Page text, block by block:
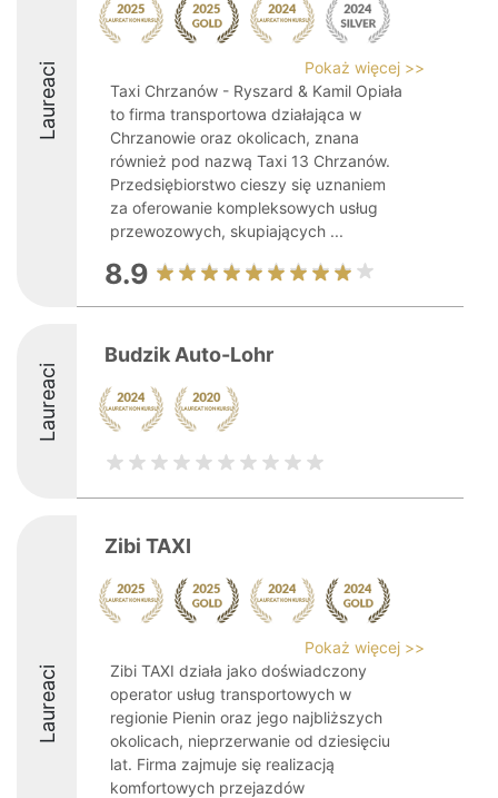
Laureaci
Pokaż więcej >>
Taxi Chrzanów - Ryszard & Kamil Opiała
to firma transportowa działająca w
Chrzanowie oraz okolicach, znana
również pod nazwą Taxi 13 Chrzanów.
Przedsiębiorstwo cieszy się uznaniem
za oferowanie kompleksowych usług
przewozowych, skupiających ...
8.9
Laureaci
Budzik Auto-Lohr
Laureaci
Zibi TAXI
Pokaż więcej >>
Zibi TAXI działa jako doświadczony
operator usług transportowych w
regionie Pienin oraz jego najbliższych
okolicach, nieprzerwanie od dziesięciu
lat. Firma zajmuje się realizacją
komfortowych przejazdów